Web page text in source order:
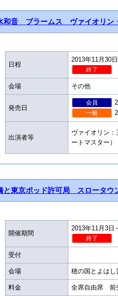
和音 ブラームス ヴァイオリン
日程
2013年11月30
終了
会場 その他
発売日
会員
一般
出演者等
ヴァイオリン
ートマスター
と東京ポッド許可局 スロータ
開催期間
2013年11月3日
終了
受付
会場 穂の国とよは
料金 全席自由席 前